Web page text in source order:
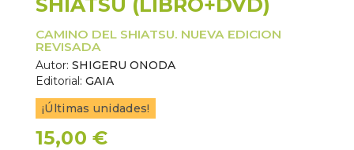
SHIATSU (LIBRO+DVD)
CAMINO DEL SHIATSU. NUEVA EDICION
REVISADA
Autor: SHIGERU ONODA
Editorial: GAIA
¡Últimas unidades!
15,00 €